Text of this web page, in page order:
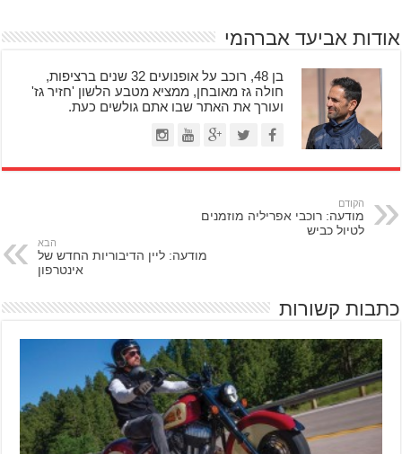
אודות אביעד אברהמי
בן 48, רוכב על אופנועים 32 שנים ברציפות,
חולה גז מאובחן, ממציא מטבע הלשון 'חזיר גז'
ועורך את האתר שבו אתם גולשים כעת.
הקודם
מודעה: רוכבי אפריליה מוזמנים
לטיול כביש
הבא
מודעה: ליין הדיבוריות החדש של
אינטרפון
כתבות קשורות